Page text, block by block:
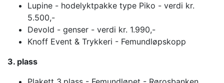
Lupine - hodelyktpakke type Piko - verdi kr.
5.500,-
Devold - genser - verdi kr. 1.990,-
Knoff Event & Trykkeri - Femundløpskopp
3. plass